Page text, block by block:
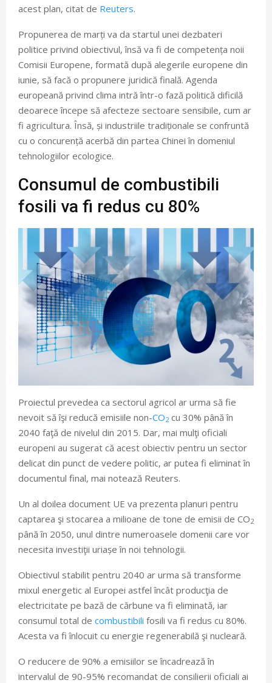
acest plan, citat de Reuters.
Propunerea de marți va da startul unei dezbateri
politice privind obiectivul, însă va fi de competența noii
Comisii Europene, formată după alegerile europene din
iunie, să facă o propunere juridică finală. Agenda
europeană privind clima intră într-o fază politică dificilă
deoarece începe să afecteze sectoare sensibile, cum ar
fi agricultura. Însă, și industriile tradiționale se confruntă
cu o concurență acerbă din partea Chinei în domeniul
tehnologiilor ecologice.
Consumul de combustibili
fosili va fi redus cu 80%
Proiectul prevedea ca sectorul agricol ar urma să fie
nevoit să îşi reducă emisiile non-CO2 cu 30% până în
2040 faţă de nivelul din 2015. Dar, mai mulţi oficiali
europeni au sugerat că acest obiectiv pentru un sector
delicat din punct de vedere politic, ar putea fi eliminat în
documentul final, mai notează Reuters.
Un al doilea document UE va prezenta planuri pentru
captarea şi stocarea a milioane de tone de emisii de CO2
până în 2050, unul dintre numeroasele domenii care vor
necesita investiţii uriașe în noi tehnologii.
Obiectivul stabilit pentru 2040 ar urma să transforme
mixul energetic al Europei astfel încât producţia de
electricitate pe bază de cărbune va fi eliminată, iar
consumul total de combustibili fosili va fi redus cu 80%.
Acesta va fi înlocuit cu energie regenerabilă şi nucleară.
O reducere de 90% a emisiilor se încadrează în
intervalul de 90-95% recomandat de consilierii oficiali ai